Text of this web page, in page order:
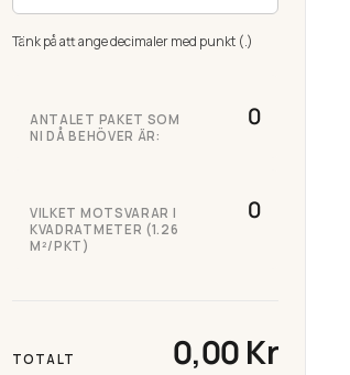
Tänk på att ange decimaler med punkt (.)
ANTALET PAKET SOM
NI DÅ BEHÖVER ÄR:
VILKET MOTSVARAR I
KVADRATMETER (1.26
M²/PKT)
TOTALT 0,00 Kr